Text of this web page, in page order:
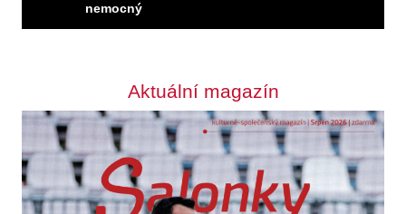
nemocný
Aktuální magazín